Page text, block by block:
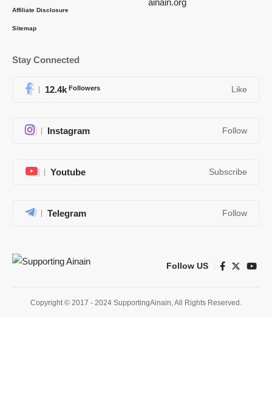
Affiliate Disclosure
Sitemap
ainain.org
Stay Connected
12.4k Followers Like
Instagram Follow
Youtube Subscribe
Telegram Follow
Follow US
Copyright © 2017 - 2024 SupportingAinain, All Rights Reserved.